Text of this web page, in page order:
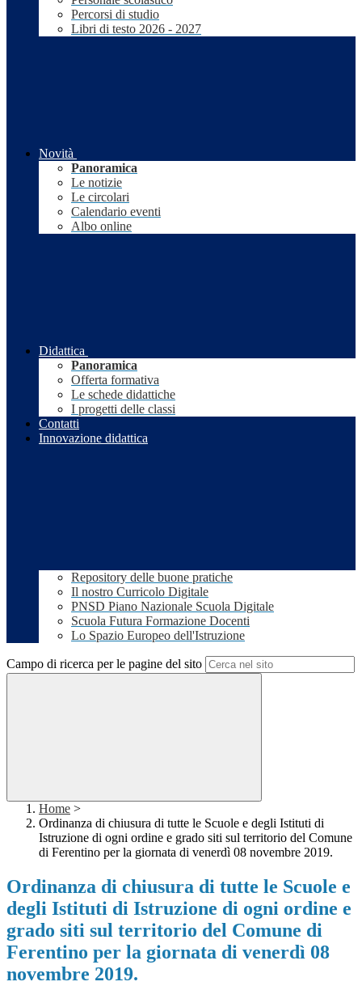
Percorsi di studio
Libri di testo 2026 - 2027
Novità
Panoramica
Le notizie
Le circolari
Calendario eventi
Albo online
Didattica
Panoramica
Offerta formativa
Le schede didattiche
I progetti delle classi
Contatti
Innovazione didattica
Repository delle buone pratiche
Il nostro Curricolo Digitale
PNSD Piano Nazionale Scuola Digitale
Scuola Futura Formazione Docenti
Lo Spazio Europeo dell'Istruzione
Campo di ricerca per le pagine del sito
Home >
Ordinanza di chiusura di tutte le Scuole e degli Istituti di
Istruzione di ogni ordine e grado siti sul territorio del Comune
di Ferentino per la giornata di venerdì 08 novembre 2019.
Ordinanza di chiusura di tutte le Scuole e
degli Istituti di Istruzione di ogni ordine e
grado siti sul territorio del Comune di
Ferentino per la giornata di venerdì 08
novembre 2019.